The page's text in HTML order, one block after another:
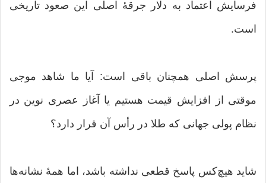
فرسایش اعتماد به دلار جرقهٔ اصلی این صعود تاریخی
است.
پرسش اصلی همچنان باقی است: آیا ما شاهد موجی
موقتی از افزایش قیمت هستیم یا آغاز عصری نوین در
نظام پولی جهانی که طلا در رأس آن قرار دارد؟
شاید هیچ‌کس پاسخ قطعی نداشته باشد، اما همهٔ نشانه‌ها